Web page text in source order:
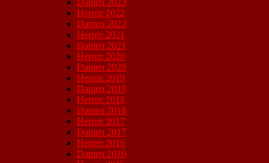
Damen 2023
Herren 2022
Damen 2022
Herren 2021
Damen 2021
Herren 2020
Damen 2020
Herren 2019
Damen 2019
Herren 2018
Damen 2018
Herren 2017
Damen 2017
Herren 2016
Damen 2016